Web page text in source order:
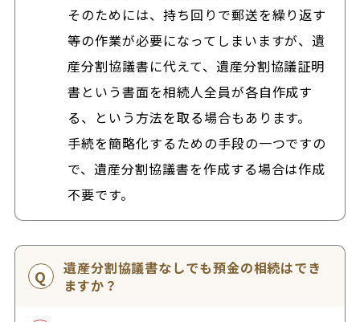
そのためには、持ち回りで郵送を繰り返す
等の作業が必要になってしまいますが、遺
産分割協議書に代えて、遺産分割協議証明
書という書面を相続人全員が各自作成す
る、という方法を取る場合もあります。
手続を簡略化するための手段の一つですの
で、遺産分割協議書を作成する場合は作成
不要です。
遺産分割協議書なしでも預金の相続はでき
ますか？